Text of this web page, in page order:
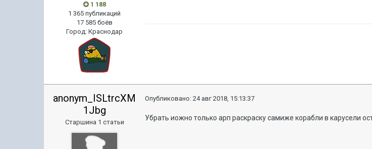
1 188
1 365 публикаций
17 585 боёв
Город:Краснодар
anonym_ISLtrcXM
1Jbg
Старшина 1 статьи
Опубликовано:24 авг 2018, 15:13:37
Убрать иожно только арп раскраску самиже корабли в карусели